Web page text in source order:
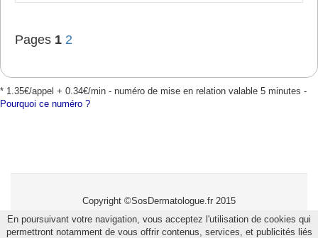
Pages 1 2
* 1.35€/appel + 0.34€/min - numéro de mise en relation valable 5 minutes -
Pourquoi ce numéro ?
Copyright ©SosDermatologue.fr 2015
Mentions légales -Ajouter un dermatologue
En poursuivant votre navigation, vous acceptez l'utilisation de cookies qui
permettront notamment de vous offrir contenus, services, et publicités liés